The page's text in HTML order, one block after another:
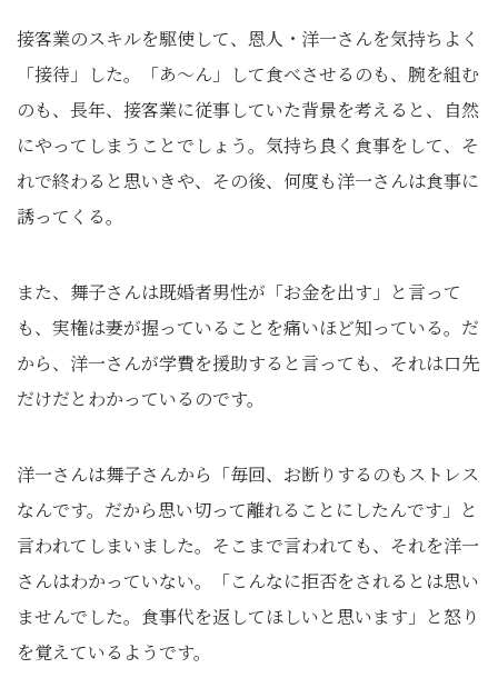
接客業のスキルを駆使して、恩人・洋一さんを気持ちよく
「接待」した。「あ～ん」して食べさせるのも、腕を組む
のも、長年、接客業に従事していた背景を考えると、自然
にやってしまうことでしょう。気持ち良く食事をして、そ
れで終わると思いきや、その後、何度も洋一さんは食事に
誘ってくる。
また、舞子さんは既婚者男性が「お金を出す」と言って
も、実権は妻が握っていることを痛いほど知っている。だ
から、洋一さんが学費を援助すると言っても、それは口先
だけだとわかっているのです。
洋一さんは舞子さんから「毎回、お断りするのもストレス
なんです。だから思い切って離れることにしたんです」と
言われてしまいました。そこまで言われても、それを洋一
さんはわかっていない。「こんなに拒否をされるとは思い
ませんでした。食事代を返してほしいと思います」と怒り
を覚えているようです。